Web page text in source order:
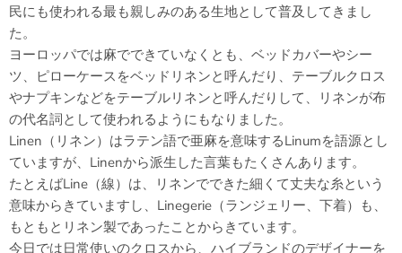
民にも使われる最も親しみのある生地として普及してきまし
た。
ヨーロッパでは麻でできていなくとも、ベッドカバーやシー
ツ、ピローケースをベッドリネンと呼んだり、テーブルクロス
やナプキンなどをテーブルリネンと呼んだりして、リネンが布
の代名詞として使われるようにもなりました。
Linen（リネン）はラテン語で亜麻を意味するLinumを語源とし
ていますが、Linenから派生した言葉もたくさんあります。
たとえばLine（線）は、リネンでできた細くて丈夫な糸という
意味からきていますし、Linegerie（ランジェリー、下着）も、
もともとリネン製であったことからきています。
今日では日常使いのクロスから、ハイブランドのデザイナーを